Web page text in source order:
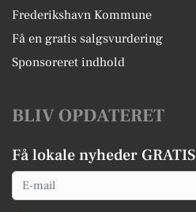
Frederikshavn Kommune
Få en gratis salgsvurdering
Sponsoreret indhold
BLIV OPDATERET
Få lokale nyheder GRATIS
Email